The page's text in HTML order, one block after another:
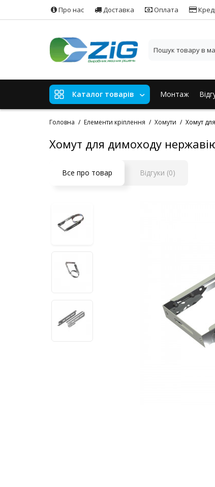
Про нас Доставка Оплата
Каталог товарів Монтаж
Головна Елементи кріплення Хомути Хомут
Хомут для димоходу
Все про товар Відгуки (0)